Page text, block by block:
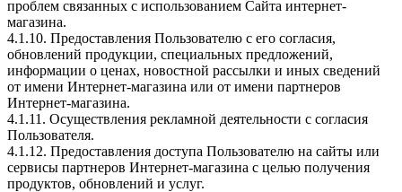
проблем связанных с использованием Сайта интернет-
магазина.
4.1.10. Предоставления Пользователю с его согласия,
обновлений продукции, специальных предложений,
информации о ценах, новостной рассылки и иных сведений
от имени Интернет-магазина или от имени партнеров
Интернет-магазина.
4.1.11. Осуществления рекламной деятельности с согласия
Пользователя.
4.1.12. Предоставления доступа Пользователю на сайты или
сервисы партнеров Интернет-магазина с целью получения
продуктов, обновлений и услуг.